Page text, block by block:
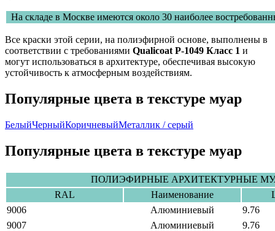
На складе в Москве имеются около 30 наиболее
Все краски этой серии, на полиэфирной основе, выполнены в
соответствии с требованиями Qualicoat P-1049 Класс 1 и
могут использоваться в архитектуре, обеспечивая высокую
устойчивость к атмосферным воздействиям.
Популярные цвета в текстуре муар
БелыйЧерныйКоричневыйМеталлик / серый
Популярные цвета в текстуре муар
ПОЛИЭФИРНЫЕ АРХИТЕКТУРНЫЕ
RAL
Наименование
9006
Алюминиевый
9.76
9007
Алюминиевый 9.76